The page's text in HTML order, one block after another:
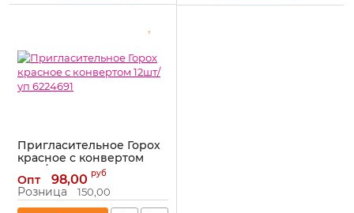
Пригласительное Горох
красное с конвертом
12шт/уп 6224691
Артикул: 6224691
Опт 98,00 руб
Розница 150,00